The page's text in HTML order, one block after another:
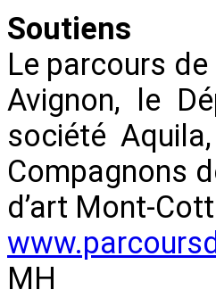
Soutiens
Le parcours de
Avignon, le
société
Compagnons
d’art Mont-
MH